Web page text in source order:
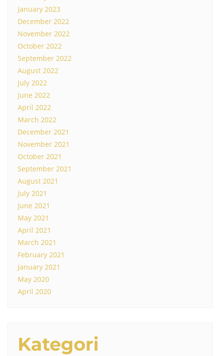
January 2023
December 2022
November 2022
October 2022
September 2022
August 2022
July 2022
June 2022
April 2022
March 2022
December 2021
November 2021
October 2021
September 2021
August 2021
July 2021
June 2021
May 2021
April 2021
March 2021
February 2021
January 2021
May 2020
April 2020
Kategori